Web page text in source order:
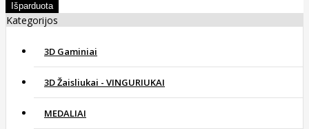
Kategorijos
3D Gaminiai
3D Žaisliukai - VINGURIUKAI
MEDALIAI